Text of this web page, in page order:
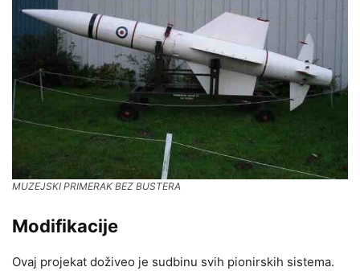
MUZEJSKI PRIMERAK BEZ BUSTERA
Modifikacije
Ovaj projekat doživeo je sudbinu svih pionirskih sistema.